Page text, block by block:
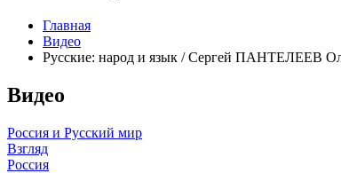
Главная
Видео
Русские: народ и язык / Сергей ПАНТЕЛЕЕВ
Видео
Россия и Русский мир
Взгляд
Россия